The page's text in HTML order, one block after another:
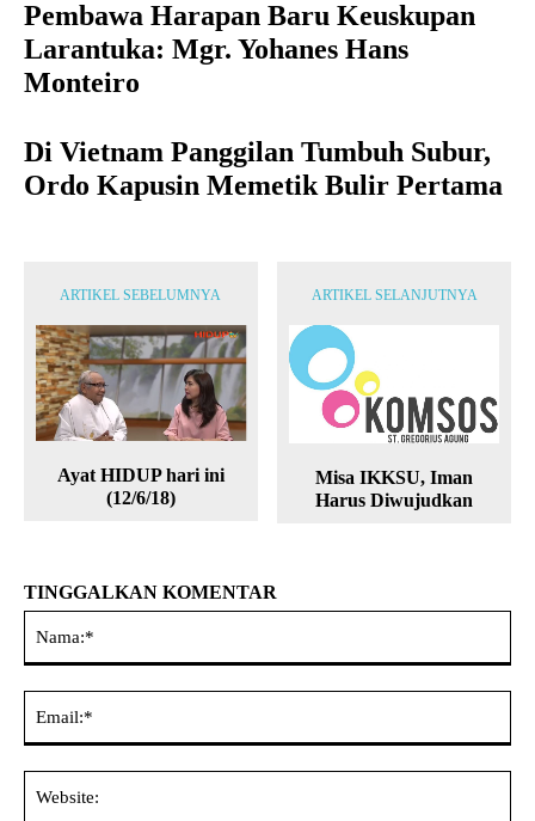
Pembawa Harapan Baru Keuskupan
Larantuka: Mgr. Yohanes Hans
Monteiro
Di Vietnam Panggilan Tumbuh Subur,
Ordo Kapusin Memetik Bulir Pertama
ARTIKEL SEBELUMNYA
Ayat HIDUP hari ini
(12/6/18)
ARTIKEL SELANJUTNYA
Misa IKKSU, Iman
Harus Diwujudkan
TINGGALKAN KOMENTAR